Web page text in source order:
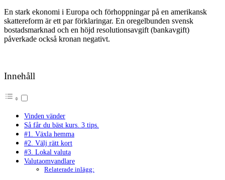
En stark ekonomi i Europa och förhoppningar på en amerikansk
skattereform är ett par förklaringar. En oregelbunden svensk
bostadsmarknad och en höjd resolutionsavgift (bankavgift)
påverkade också kronan negativt.
Innehåll
Vinden vänder
Så får du bäst kurs. 3 tips.
#1. Växla hemma
#2. Välj rätt kort
#3. Lokal valuta
Valutaomvandlare
Relaterade inlägg: